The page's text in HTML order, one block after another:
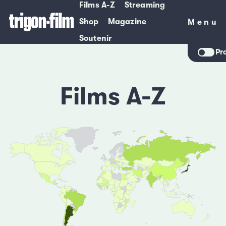
Films A-Z
Streaming
Shop
Magazine
Soutenir
Menu
Menu
Films A-Z